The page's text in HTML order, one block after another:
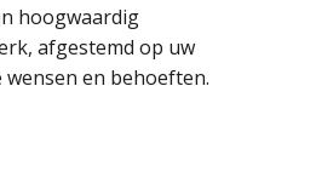
hoogwaardig
afgestemd op uw
wensen en behoeften.